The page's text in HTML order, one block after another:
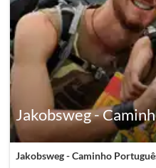
Jakobsweg -
Jakobsweg - Caminho